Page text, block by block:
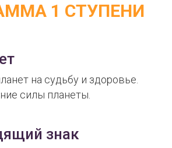
1 СТУПЕНИ
на судьбу и здоровье.
силы планеты.
знак